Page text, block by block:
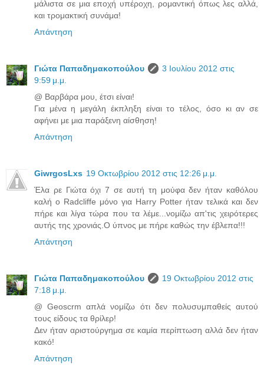
μάλιστα σε μια εποχή υπέροχη, ρομαντική όπως λες αλλά,
και τρομακτική συνάμα!
Απάντηση
Γιώτα Παπαδημακοπούλου
3 Ιουλίου 2012 στις
9:59 μ.μ.
@ Βαρβάρα μου, έτσι είναι!
Για μένα η μεγάλη έκπληξη είναι το τέλος, όσο κι αν σε
αφήνει με μια παράξενη αίσθηση!
Απάντηση
GiwrgosLxs 19 Οκτωβρίου 2012 στις 12:26 μ.μ.
Έλα ρε Γιώτα όχι 7 σε αυτή τη μούφα δεν ήταν καθόλου
καλή ο Radcliffe μόνο για Harry Potter ήταν τελικά και δεν
πήρε και λίγα τώρα που τα λέμε...νομίζω απ'τις χειρότερες
αυτής της χρονιάς.Ο ύπνος με πήρε καθώς την έβλεπα!!!
Απάντηση
Γιώτα Παπαδημακοπούλου
19 Οκτωβρίου 2012 στις
7:18 μ.μ.
@ Geoscrm απλά νομίζω ότι δεν πολυσυμπαθείς αυτού
τους είδους τα θρίλερ!
Δεν ήταν αριστούργημα σε καμία περίπτωση αλλά δεν ήταν
κακό!
Απάντηση